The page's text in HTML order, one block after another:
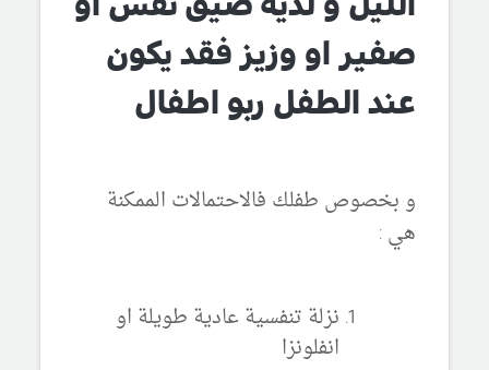
صفير او وزيز فقد يكون
عند الطفل ربو اطفال
و بخصوص طفلك فالاحتمالات الممكنة
هي :
نزلة تنفسية عادية طويلة او
انفلونزا